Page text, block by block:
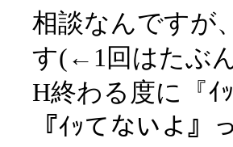
相談なんですが
す(←1回はたぶん
H終わる度に『
『ｲｯてないよ